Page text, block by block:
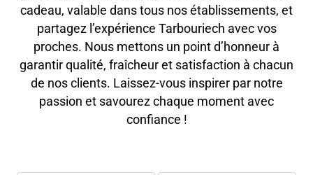
cadeau, valable dans tous nos établissements, et
partagez l’expérience Tarbouriech avec vos
proches. Nous mettons un point d’honneur à
garantir qualité, fraîcheur et satisfaction à chacun
de nos clients. Laissez-vous inspirer par notre
passion et savourez chaque moment avec
confiance !